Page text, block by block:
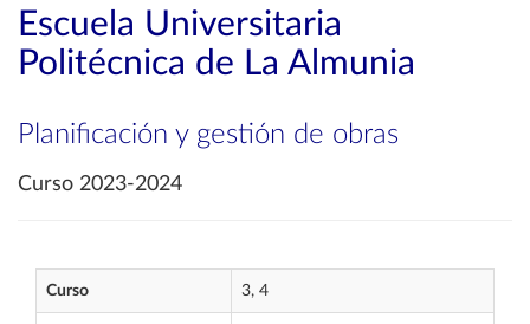
Escuela Universitaria
Politécnica de La Almunia
Planificación y gestión de obras
Curso 2023-2024
Curso 3, 4